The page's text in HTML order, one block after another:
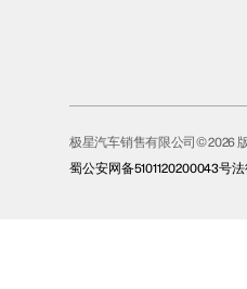
极星汽车销售有限公司© 2026
蜀公安网备5101120200043号法